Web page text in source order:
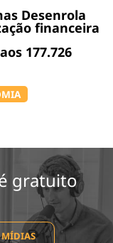
Desenrola
financeira
177.726
gratuito
MÍDIAS